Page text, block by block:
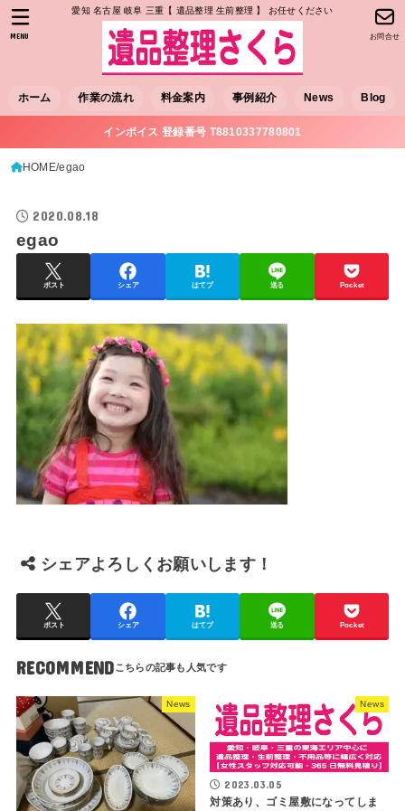
愛知 名古屋 岐阜 三重【 遺品整理 生前整理 】 お任せください
ホーム 作業の流れ 料金案内 事例紹介 News Blog
お問合せ
MENU
インボイス 登録番号 T8810337780801
HOME egao
2020.08.18
egao
ポスト シェア はてブ 送る Pocket
シェアよろしくお願いします！
ポスト シェア はてブ 送る Pocket
RECOMMEND
News News
2023.03.05
対策あり、ゴミ屋敷になってしま